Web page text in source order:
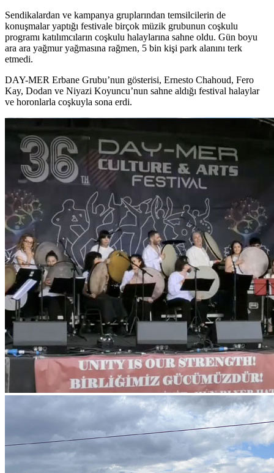
Sendikalardan ve kampanya gruplarından temsilcilerin de
konuşmalar yaptığı festivale birçok müzik grubunun coşkulu
programı katılımcıların coşkulu halaylarına sahne oldu. Gün boyu
ara ara yağmur yağmasına rağmen, 5 bin kişi park alanını terk
etmedi.
DAY-MER Erbane Grubu’nun gösterisi, Ernesto Chahoud, Fero
Kay, Dodan ve Niyazi Koyuncu’nun sahne aldığı festival halaylar
ve horonlarla coşkuyla sona erdi.